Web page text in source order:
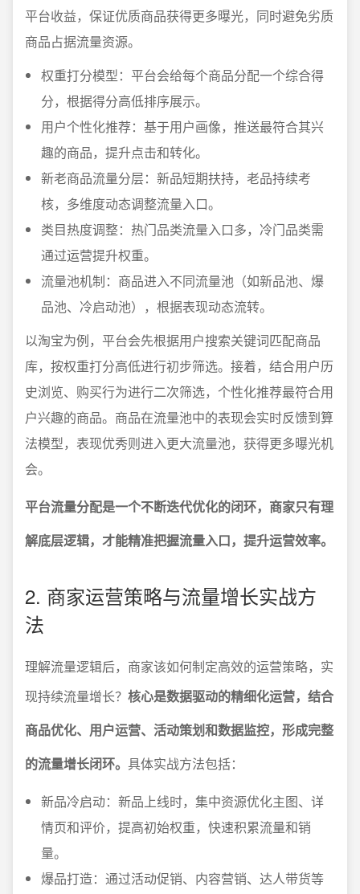
平台收益，保证优质商品获得更多曝光，同时避免劣质
商品占据流量资源。
权重打分模型：平台会给每个商品分配一个综合得
分，根据得分高低排序展示。
用户个性化推荐：基于用户画像，推送最符合其兴
趣的商品，提升点击和转化。
新老商品流量分层：新品短期扶持，老品持续考
核，多维度动态调整流量入口。
类目热度调整：热门品类流量入口多，冷门品类需
通过运营提升权重。
流量池机制：商品进入不同流量池（如新品池、爆
品池、冷启动池），根据表现动态流转。
以淘宝为例，平台会先根据用户搜索关键词匹配商品
库，按权重打分高低进行初步筛选。接着，结合用户历
史浏览、购买行为进行二次筛选，个性化推荐最符合用
户兴趣的商品。商品在流量池中的表现会实时反馈到算
法模型，表现优秀则进入更大流量池，获得更多曝光机
会。
平台流量分配是一个不断迭代优化的闭环，商家只有理
解底层逻辑，才能精准把握流量入口，提升运营效率。
2. 商家运营策略与流量增长实战方
法
理解流量逻辑后，商家该如何制定高效的运营策略，实
现持续流量增长？ 核心是数据驱动的精细化运营，结合
商品优化、用户运营、活动策划和数据监控，形成完整
的流量增长闭环。 具体实战方法包括：
新品冷启动：新品上线时，集中资源优化主图、详
情页和评价，提高初始权重，快速积累流量和销
量。
爆品打造：通过活动促销、内容营销、达人带货等